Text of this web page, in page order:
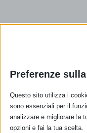
Preferenze
Questo sito utilizza i
sono essenziali per il
analizzare e migliorare la
opzioni e fai la tua scelta.